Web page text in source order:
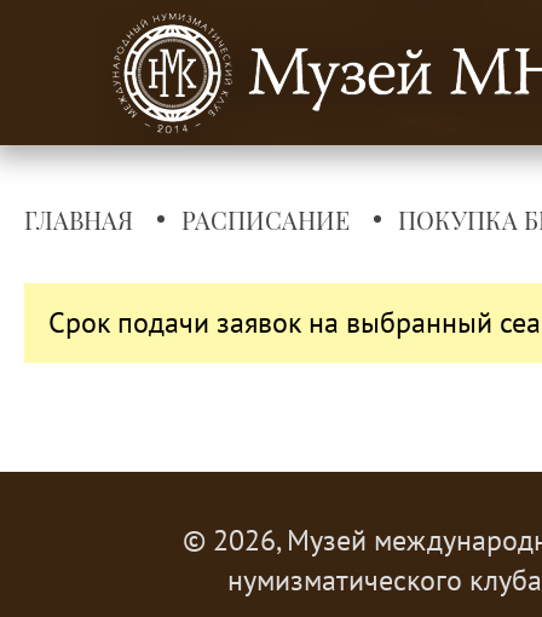
ГЛАВНАЯ РАСПИСАНИЕ ПОКУПКА
Срок подачи заявок на выбранный
© 2026, Музей
нумизматического